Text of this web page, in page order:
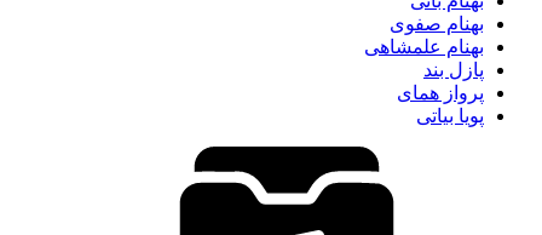
بهنام صفوی
بهنام علمشاهی
پازل بند
پرواز همای
پویا بیاتی